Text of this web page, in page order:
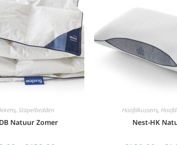
, Stapelbedden
Natuur Zomer
Hoofdkussens,
Nest-HK